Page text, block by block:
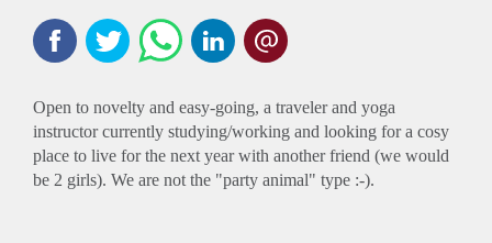
Open to novelty and easy-going, a traveler and yoga
instructor currently studying/working and looking for a cosy
place to live for the next year with another friend (we would
be 2 girls). We are not the "party animal" type :-).